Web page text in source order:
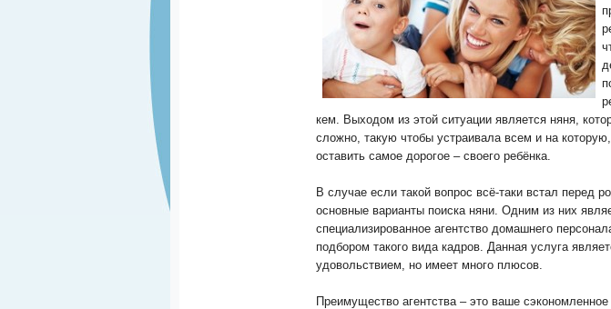
кем. Выходом из этой ситуации является няня,
сложно, такую чтобы устраивала всем и на
оставить самое дорогое – своего ребёнка.
В случае если такой вопрос всё-таки встал перед
основные варианты поиска няни. Одним из них
специализированное агентство домашнего
подбором такого вида кадров. Данная услуга
удовольствием, но имеет много плюсов.
Преимущество агентства – это ваше